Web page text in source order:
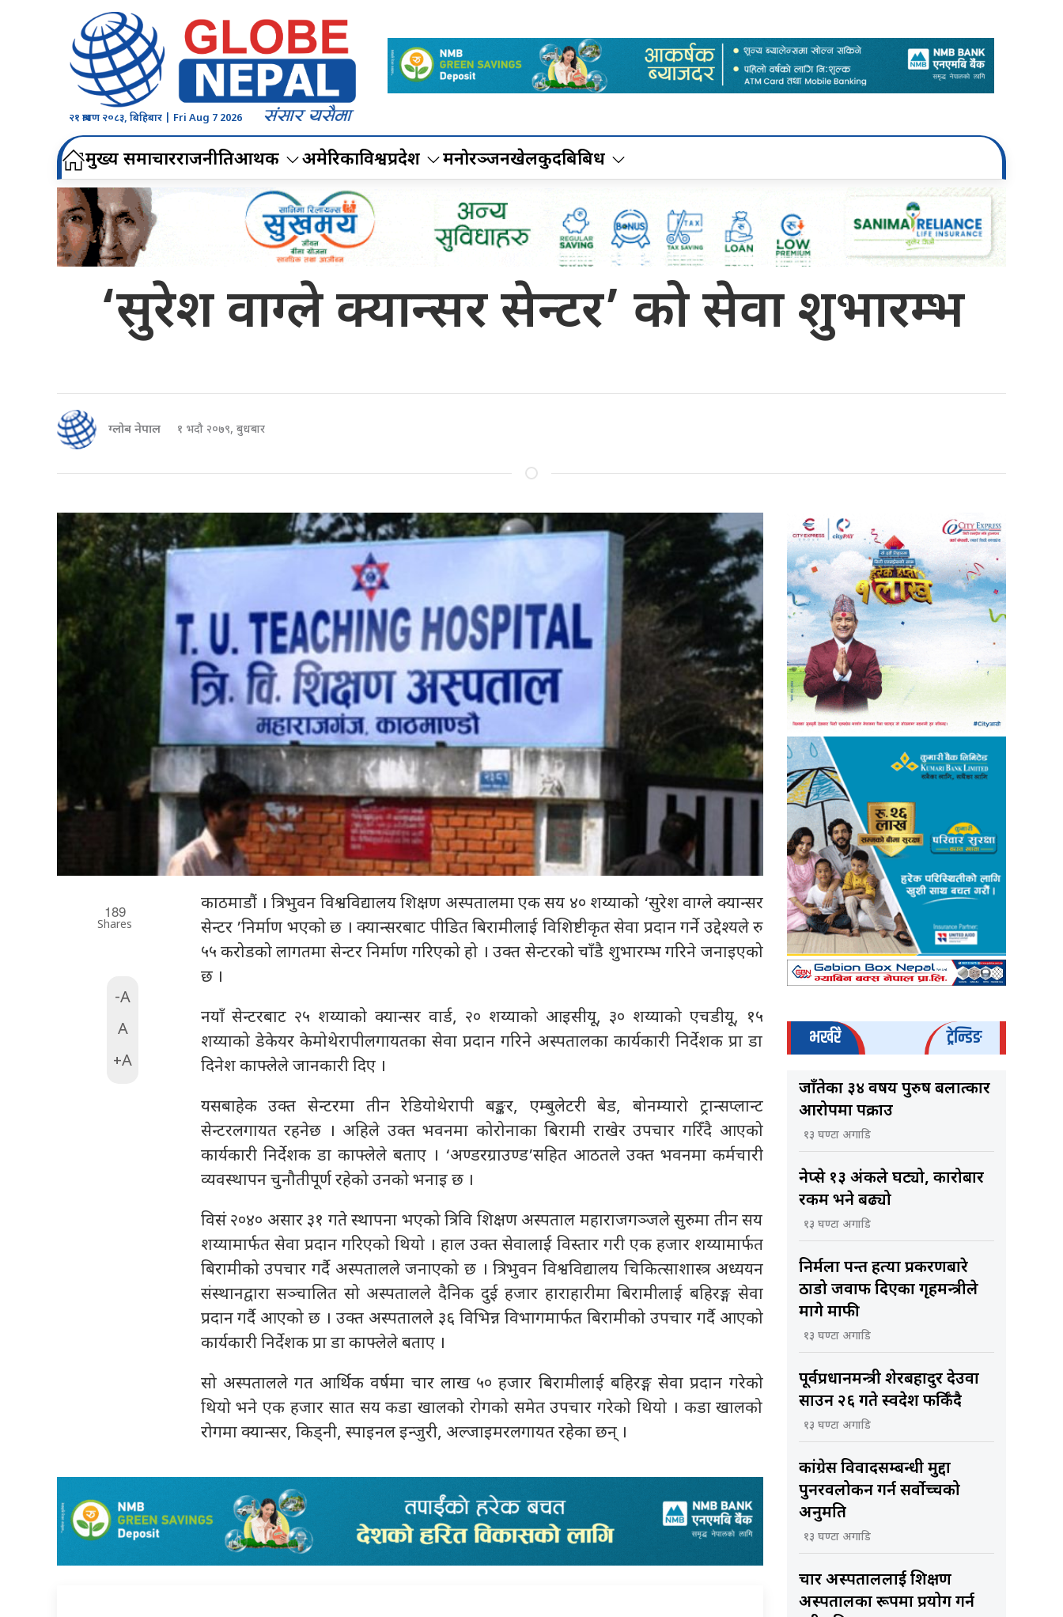
२१ श्रावण २०८३, बिहिबार | Fri Aug 7 2026
मुख्य समाचारराजनीतिआर्थिक अमेरिकाविश्वप्रदेश मनोरञ्जनखेलकुदबिबिध
‘सुरेश वाग्ले क्यान्सर सेन्टर’ को सेवा शुभारम्भ
ग्लोब नेपाल १ भदौ २०७९, बुधबार
189
Shares
-A
A
+A
काठमाडौं । त्रिभुवन विश्वविद्यालय शिक्षण अस्पतालमा एक सय ४० शय्याको ‘सुरेश वाग्ले क्यान्सर
सेन्टर ’निर्माण भएको छ । क्यान्सरबाट पीडित बिरामीलाई विशिष्टीकृत सेवा प्रदान गर्ने उद्देश्यले रु
५५ करोडको लागतमा सेन्टर निर्माण गरिएको हो । उक्त सेन्टरको चाँडै शुभारम्भ गरिने जनाइएको
छ ।
नयाँ सेन्टरबाट २५ शय्याको क्यान्सर वार्ड, २० शय्याको आइसीयू, ३० शय्याको एचडीयू, १५
शय्याको डेकेयर केमोथेरापीलगायतका सेवा प्रदान गरिने अस्पतालका कार्यकारी निर्देशक प्रा डा
दिनेश काफ्लेले जानकारी दिए ।
यसबाहेक उक्त सेन्टरमा तीन रेडियोथेरापी बङ्कर, एम्बुलेटरी बेड, बोनम्यारो ट्रान्सप्लान्ट
सेन्टरलगायत रहनेछ । अहिले उक्त भवनमा कोरोनाका बिरामी राखेर उपचार गरिँदै आएको
कार्यकारी निर्देशक डा काफ्लेले बताए । ‘अण्डरग्राउण्ड’सहित आठतले उक्त भवनमा कर्मचारी
व्यवस्थापन चुनौतीपूर्ण रहेको उनको भनाइ छ ।
विसं २०४० असार ३१ गते स्थापना भएको त्रिवि शिक्षण अस्पताल महाराजगञ्जले सुरुमा तीन सय
शय्यामार्फत सेवा प्रदान गरिएको थियो । हाल उक्त सेवालाई विस्तार गरी एक हजार शय्यामार्फत
बिरामीको उपचार गर्दै अस्पतालले जनाएको छ । त्रिभुवन विश्वविद्यालय चिकित्साशास्त्र अध्ययन
संस्थानद्वारा सञ्चालित सो अस्पतालले दैनिक दुई हजार हाराहारीमा बिरामीलाई बहिरङ्ग सेवा
प्रदान गर्दै आएको छ । उक्त अस्पतालले ३६ विभिन्न विभागमार्फत बिरामीको उपचार गर्दै आएको
कार्यकारी निर्देशक प्रा डा काफ्लेले बताए ।
सो अस्पतालले गत आर्थिक वर्षमा चार लाख ५० हजार बिरामीलाई बहिरङ्ग सेवा प्रदान गरेको
थियो भने एक हजार सात सय कडा खालको रोगको समेत उपचार गरेको थियो । कडा खालको
रोगमा क्यान्सर, किड्नी, स्पाइनल इन्जुरी, अल्जाइमरलगायत रहेका छन् ।
भर्खरै ट्रेन्डिङ
जाँतेका ३४ वर्षीय पुरुष बलात्कार
आरोपमा पक्राउ
१३ घण्टा अगाडि
नेप्से १३ अंकले घट्यो, कारोबार
रकम भने बढ्यो
१३ घण्टा अगाडि
निर्मला पन्त हत्या प्रकरणबारे
ठाडो जवाफ दिएका गृहमन्त्रीले
मागे माफी
१३ घण्टा अगाडि
पूर्वप्रधानमन्त्री शेरबहादुर देउवा
साउन २६ गते स्वदेश फर्किँदै
१३ घण्टा अगाडि
कांग्रेस विवादसम्बन्धी मुद्दा
पुनरवलोकन गर्न सर्वोच्चको
अनुमति
१३ घण्टा अगाडि
चार अस्पताललाई शिक्षण
अस्पतालका रूपमा प्रयोग गर्न